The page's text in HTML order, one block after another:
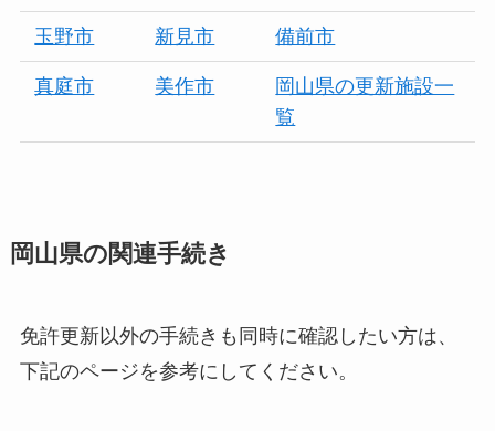
玉野市 新見市 備前市
真庭市 美作市
岡山県の更新施設一
覧
岡山県の関連手続き
免許更新以外の手続きも同時に確認したい方は、
下記のページを参考にしてください。